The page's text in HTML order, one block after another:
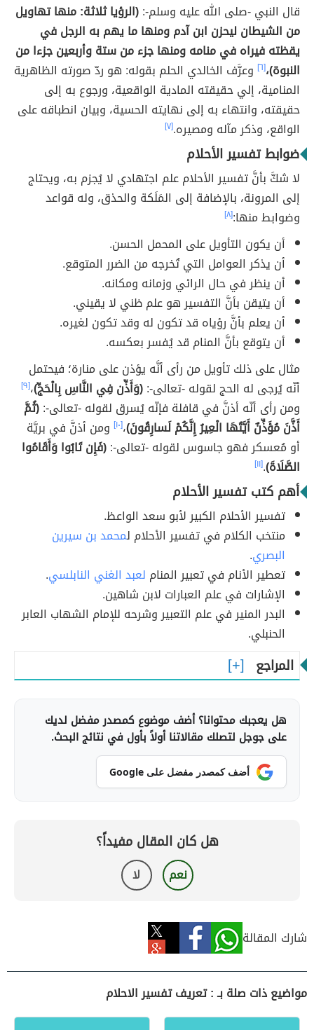
قال النبي -صلى الله عليه وسلم-:(الرؤيا ثلاثة: منها تهاويل
من الشيطان ليحزن ابن آدم ومنها ما يهم به الرجل في
يقظته فيراه في منامه ومنها جزء من ستة وأربعين جزءا من
النبوة)،[٦]
وعرَّف الخالدي الحلم بقوله: هو ردّ صورته الظاهرية
المنامية، إلي حقيقته المادية الواقعية، ورجوع به إلى
حقيقته، وانتهاء به إلى نهايته الحسية، وبيان انطباقه على
الواقع، وذكر مآله ومصيره.[٧]
ضوابط تفسير الأحلام
لا شكَّ بأنَّ تفسير الأحلام علم اجتهادي لا يُجزم به، ويحتاج
إلى المرونة، بالإضافة إلى المَلَكة والحذق، وله قواعد
وضوابط منها:[٨]
أن يكون التأويل على المحمل الحسن.
أن يذكر العوامل التي تُخرجه من الضرر المتوقع.
أن ينظر في حال الرائي وزمانه ومكانه.
أن يتيقن بأنَّ التفسير هو علم ظني لا يقيني.
أن يعلم بأنَّ رؤياه قد تكون له وقد تكون لغيره.
أن يتوقع بأنَّ المنام قد يُفسر بعكسه.
مثال على ذلك تأويل من رأى أنَّه يؤذن على منارة؛ فيحتمل
أنّه يُرجى له الحج لقوله -تعالى-:(وَأَذِّن فِي النَّاسِ بِالْحَجِّ)،[٩]
ومن رأى أنّه أذنَّ في قافلة فإنّه يُسرق لقوله -تعالى-:(ثُمَّ
أَذَّنَ مُؤَذِّنٌ أَيَّتُهَا الْعِيرُ إِنَّكُمْ لَسارِقُونَ)،[١٠]
ومن أذنَّ في بريَّة
أو مُعسكر فهو جاسوس لقوله -تعالى-:(فَإِن تَابُوا وَأَقَامُوا
الصَّلَاةَ).[١١]
أهم كتب تفسير الأحلام
تفسير الأحلام الكبير لأبو سعد الواعظ.
منتخب الكلام في تفسير الأحلام لمحمد بن سيرين
البصري.
تعطير الأنام في تعبير المنام لعبد الغني النابلسي.
الإشارات في علم العبارات لابن شاهين.
البدر المنير في علم التعبير وشرحه للإمام الشهاب العابر
الحنبلي.
المراجع
هل يعجبك محتوانا؟ أضف موضوع كمصدر مفضل لديك
على جوجل لتصلك مقالاتنا أولاً بأول في نتائج البحث.
أضف كمصدر مفضل على Google
هل كان المقال مفيداً؟
نعم لا
شارك المقالة
مواضيع ذات صلة بـ : تعريف تفسير الاحلام